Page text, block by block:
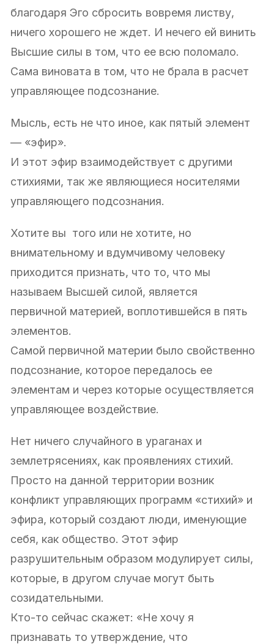
благодаря Эго сбросить вовремя листву,
ничего хорошего не ждет. И нечего ей винить
Высшие силы в том, что ее всю поломало.
Сама виновата в том, что не брала в расчет
управляющее подсознание.
Мысль, есть не что иное, как пятый элемент
— «эфир».
И этот эфир взаимодействует с другими
стихиями, так же являющиеся носителями
управляющего подсознания.
Хотите вы того или не хотите, но
внимательному и вдумчивому человеку
приходится признать, что то, что мы
называем Высшей силой, является
первичной материей, воплотившейся в пять
элементов.
Самой первичной материи было свойственно
подсознание, которое передалось ее
элементам и через которые осуществляется
управляющее воздействие.
Нет ничего случайного в ураганах и
землетрясениях, как проявлениях стихий.
Просто на данной территории возник
конфликт управляющих программ «стихий» и
эфира, который создают люди, именующие
себя, как общество. Этот эфир
разрушительным образом модулирует силы,
которые, в другом случае могут быть
созидательными.
Кто-то сейчас скажет: «Не хочу я
признавать то утверждение, что